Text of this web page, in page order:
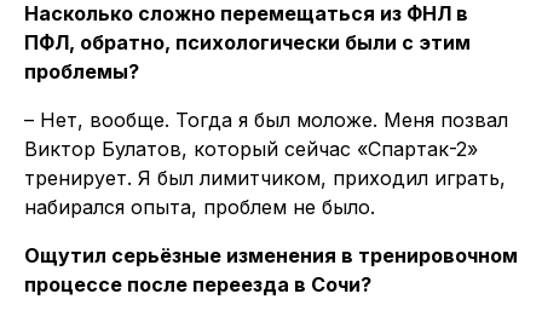
Насколько сложно перемещаться из ФНЛ в
ПФЛ, обратно, психологически были с этим
проблемы?
– Нет, вообще. Тогда я был моложе. Меня позвал
Виктор Булатов, который сейчас «Спартак-2»
тренирует. Я был лимитчиком, приходил играть,
набирался опыта, проблем не было.
Ощутил серьёзные изменения в тренировочном
процессе после переезда в Сочи?